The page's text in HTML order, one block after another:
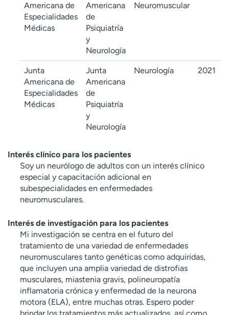
Americana de
Especialidades
Médicas
Americana
de
Psiquiatría
y
Neurología
Neuromuscular
Junta
Americana de
Especialidades
Médicas
Junta
Americana
de
Psiquiatría
y
Neurología
Neurología 2021
Interés clínico para los pacientes
Soy un neurólogo de adultos con un interés clínico
especial y capacitación adicional en
subespecialidades en enfermedades
neuromusculares.
Interés de investigación para los pacientes
Mi investigación se centra en el futuro del
tratamiento de una variedad de enfermedades
neuromusculares tanto genéticas como adquiridas,
que incluyen una amplia variedad de distrofias
musculares, miastenia gravis, polineuropatía
inflamatoria crónica y enfermedad de la neurona
motora (ELA), entre muchas otras. Espero poder